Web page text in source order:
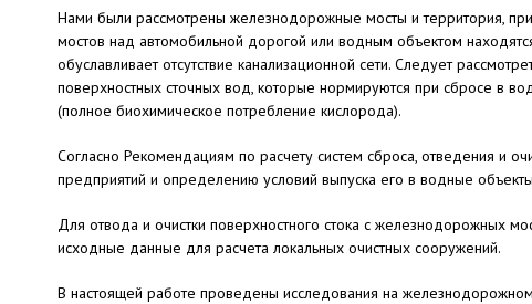
Нами были рассмотрены железнодорожные мосты и территория,
мостов над автомобильной дорогой или водным объектом
обуславливает отсутствие канализационной сети. Следует
поверхностных сточных вод, которые нормируются при сбросе в
(полное биохимическое потребление кислорода).
Согласно Рекомендациям по расчету систем сброса, отведения и
предприятий и определению условий выпуска его в водные
Для отвода и очистки поверхностного стока с железнодорожных
исходные данные для расчета локальных очистных сооружений.
В настоящей работе проведены исследования на